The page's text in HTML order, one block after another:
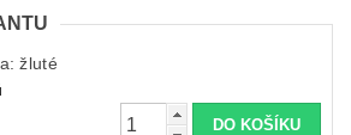
žluté